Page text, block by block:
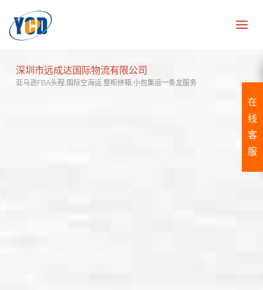
深圳市远成达国际物流有限公司
亚马逊FBA头程,国际空海运,整柜拼箱,小包集运一条龙服务
在
线
客
服